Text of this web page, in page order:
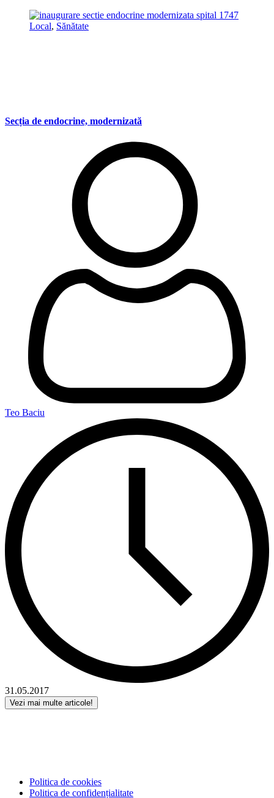
Local, Sănătate
Secția de endocrine, modernizată
Teo Baciu
31.05.2017
Vezi mai multe articole!
Politica de cookies
Politica de confidențialitate